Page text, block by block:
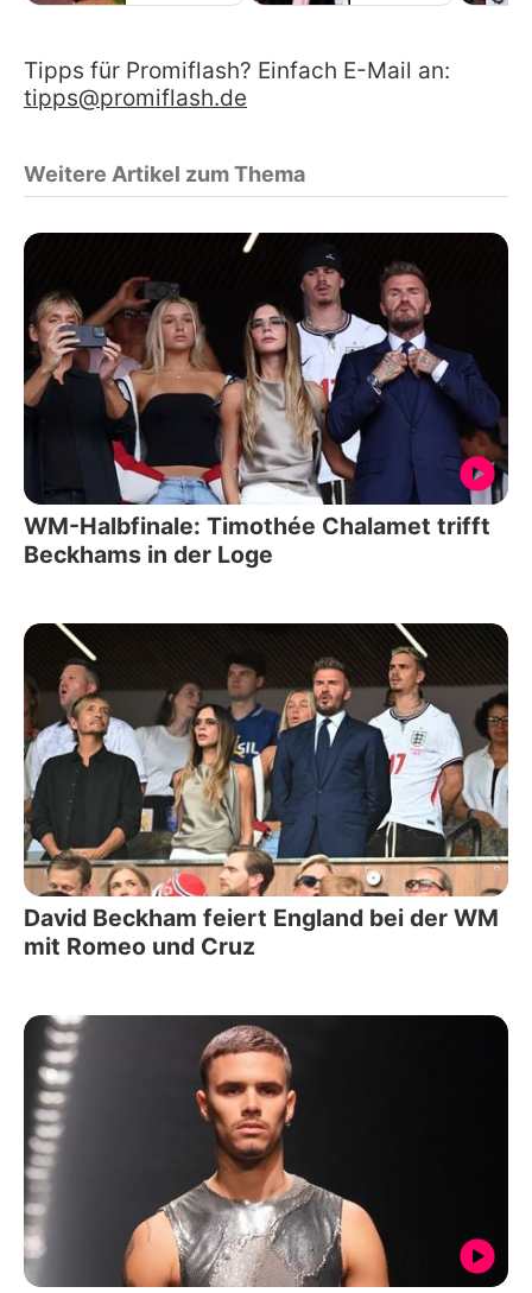
Tipps für Promiflash? Einfach E-Mail an:
tipps@promiflash.de
Weitere Artikel zum Thema
WM-Halbfinale: Timothée Chalamet trifft
Beckhams in der Loge
David Beckham feiert England bei der WM
mit Romeo und Cruz